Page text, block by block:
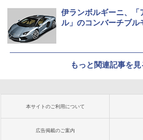
伊ランボルギーニ、「
ル」のコンバーチブル
もっと関連記事を見
本サイトのご利用について
広告掲載のご案内